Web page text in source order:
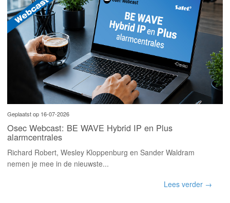
Geplaatst op 16-07-2026
Osec Webcast: BE WAVE Hybrid IP en Plus
alarmcentrales
Richard Robert, Wesley Kloppenburg en Sander Waldram
nemen je mee in de nieuwste...
Lees verder →